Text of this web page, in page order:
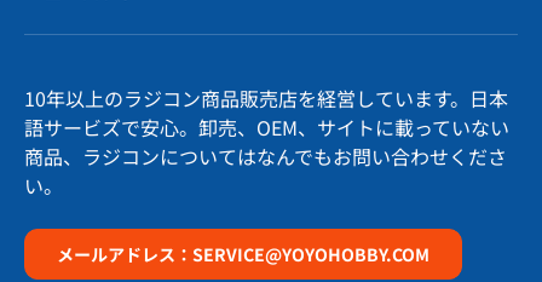
10年以上のラジコン商品販売店を経営しています。日本
語サービズで安心。卸売、OEM、サイトに載っていない
商品、ラジコンについてはなんでもお問い合わせくださ
い。
メールアドレス：SERVICE@YOYOHOBBY.COM